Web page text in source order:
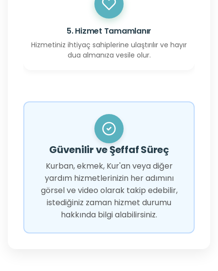
5. Hizmet Tamamlanır
Hizmetiniz ihtiyaç sahiplerine ulaştırılır ve hayır
dua almanıza vesile olur.
Güvenilir ve Şeffaf Süreç
Kurban, ekmek, Kur'an veya diğer
yardım hizmetlerinizin her adımını
görsel ve video olarak takip edebilir,
istediğiniz zaman hizmet durumu
hakkında bilgi alabilirsiniz.